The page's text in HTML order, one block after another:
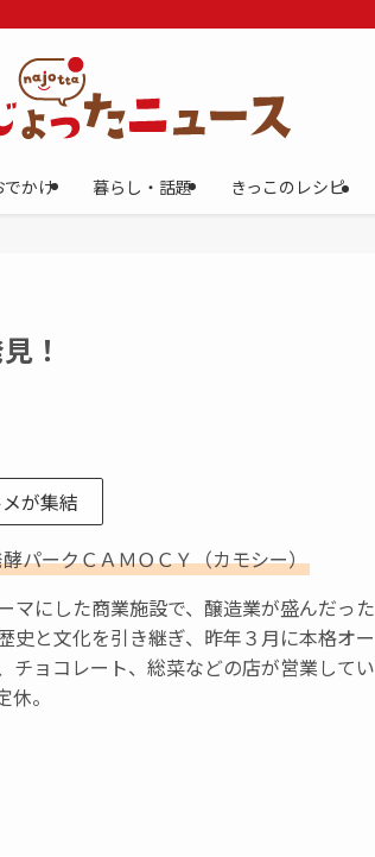
でかけ 暮らし・話題 きっこのレシピ
！
が集結
パークＣＡＭＯＣＹ（カモシー）
マにした商業施設で、醸造業が盛んだった
史と文化を引き継ぎ、昨年３月に本格オー
チョコレート、総菜などの店が営業してい
休。